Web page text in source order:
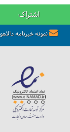
اشتراک
نمونه خبرنامه دالاهو